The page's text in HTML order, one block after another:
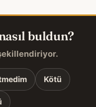
buldun?
Kötü